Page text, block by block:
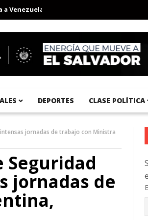
Aeropuerto Internacional del Pacífico
DEPORTES CLASE POLÍTICA
jornadas de trabajo con Ministra
Seguridad
jornadas de